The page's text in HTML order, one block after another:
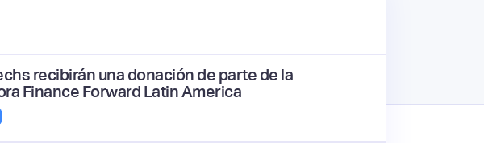
recibirán una donación de parte de la
Finance Forward Latin America